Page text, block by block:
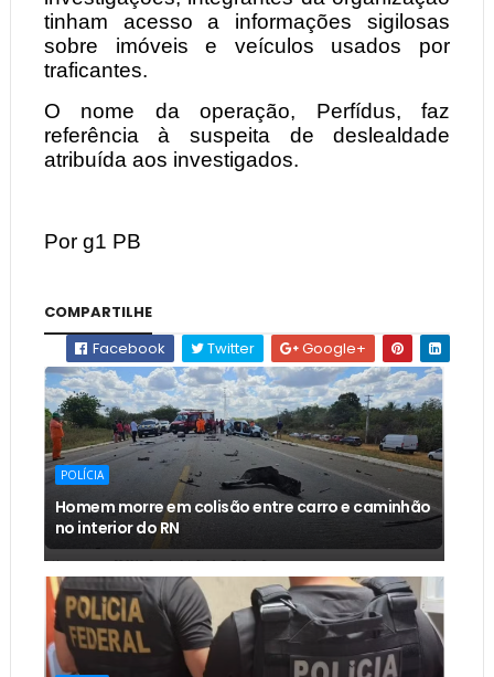
tinham acesso a informações sigilosas
sobre imóveis e veículos usados por
traficantes.
O nome da operação, Perfídus, faz
referência à suspeita de deslealdade
atribuída aos investigados.
Por g1 PB
COMPARTILHE
Facebook
Twitter Google+
POLÍCIA
Homem morre em colisão entre carro e caminhão
no interior do RN